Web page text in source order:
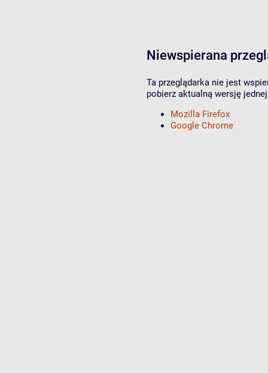
Niewspierana
Ta przeglądarka nie jest
pobierz aktualną wersję
Mozilla Firefox
Google Chrome